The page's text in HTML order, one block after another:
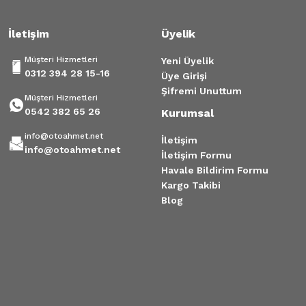
İletişim
Müşteri Hizmetleri
0312 394 28 15-16
Müşteri Hizmetleri
0542 382 65 26
info@otoahmet.net
info@otoahmet.net
Üyelik
Yeni Üyelik
Üye Girişi
Şifremi Unuttum
Kurumsal
İletişim
İletişim Formu
Havale Bildirim Formu
Kargo Takibi
Blog